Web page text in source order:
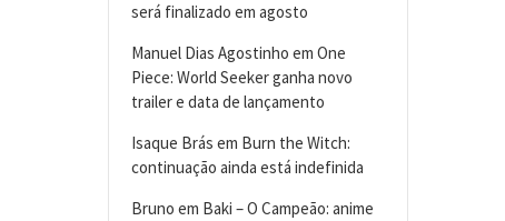
será finalizado em agosto
Manuel Dias Agostinho em One
Piece: World Seeker ganha novo
trailer e data de lançamento
Isaque Brás em Burn the Witch:
continuação ainda está indefinida
Bruno em Baki – O Campeão: anime